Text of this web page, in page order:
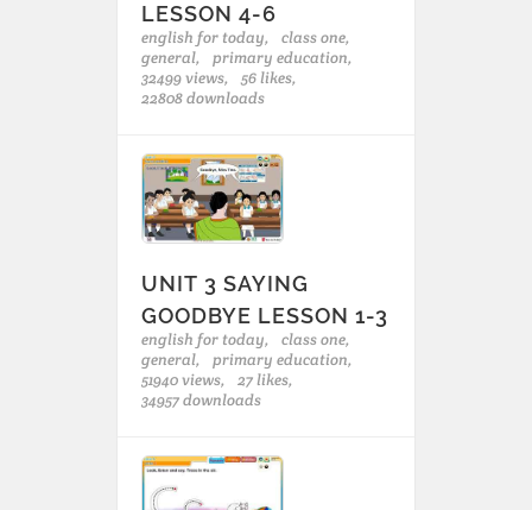
LESSON 4-6
english for today,
class one,
general,
primary education,
32499 views,
56 likes,
22808 downloads
UNIT 3 SAYING
GOODBYE LESSON 1-3
english for today,
class one,
general,
primary education,
51940 views,
27 likes,
34957 downloads